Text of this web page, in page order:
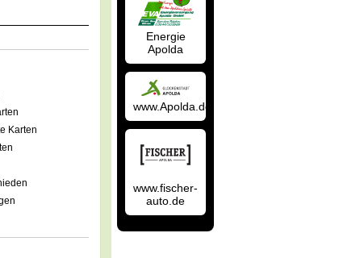
Karten
Energie
Apolda
www.Apolda.de
www.fischer-
auto.de